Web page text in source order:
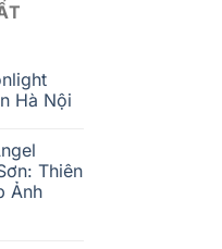
Hà Nội
Thiên
Ảnh